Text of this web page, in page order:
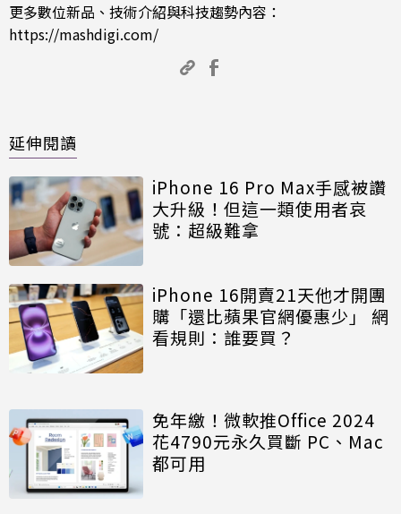
更多數位新品、技術介紹與科技趨勢內容：
https://mashdigi.com/
延伸閱讀
iPhone 16 Pro Max手感被讚
大升級！但這一類使用者哀
號：超級難拿
iPhone 16開賣21天他才開團
購「還比蘋果官網優惠少」 網
看規則：誰要買？
免年繳！微軟推Office 2024
花4790元永久買斷 PC、Mac
都可用